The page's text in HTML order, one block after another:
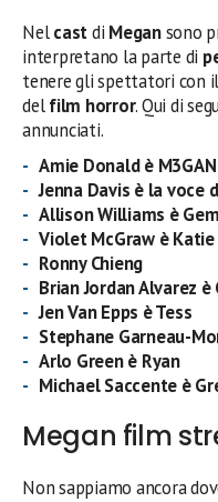
Nelcastdi Megansono
interpretano la parte di
tenere gli spettatori con
delfilm horror. Qui di
annunciati.
Amie Donald è M3GAN
Jenna Davis è la voce
Allison Williams è
Violet McGraw è Katie
Ronny Chieng
Brian Jordan Alvarez è
Jen Van Epps è Tess
Stephane Garneau-
Arlo Green è Ryan
Michael Saccente è
Megan film
Non sappiamo ancora